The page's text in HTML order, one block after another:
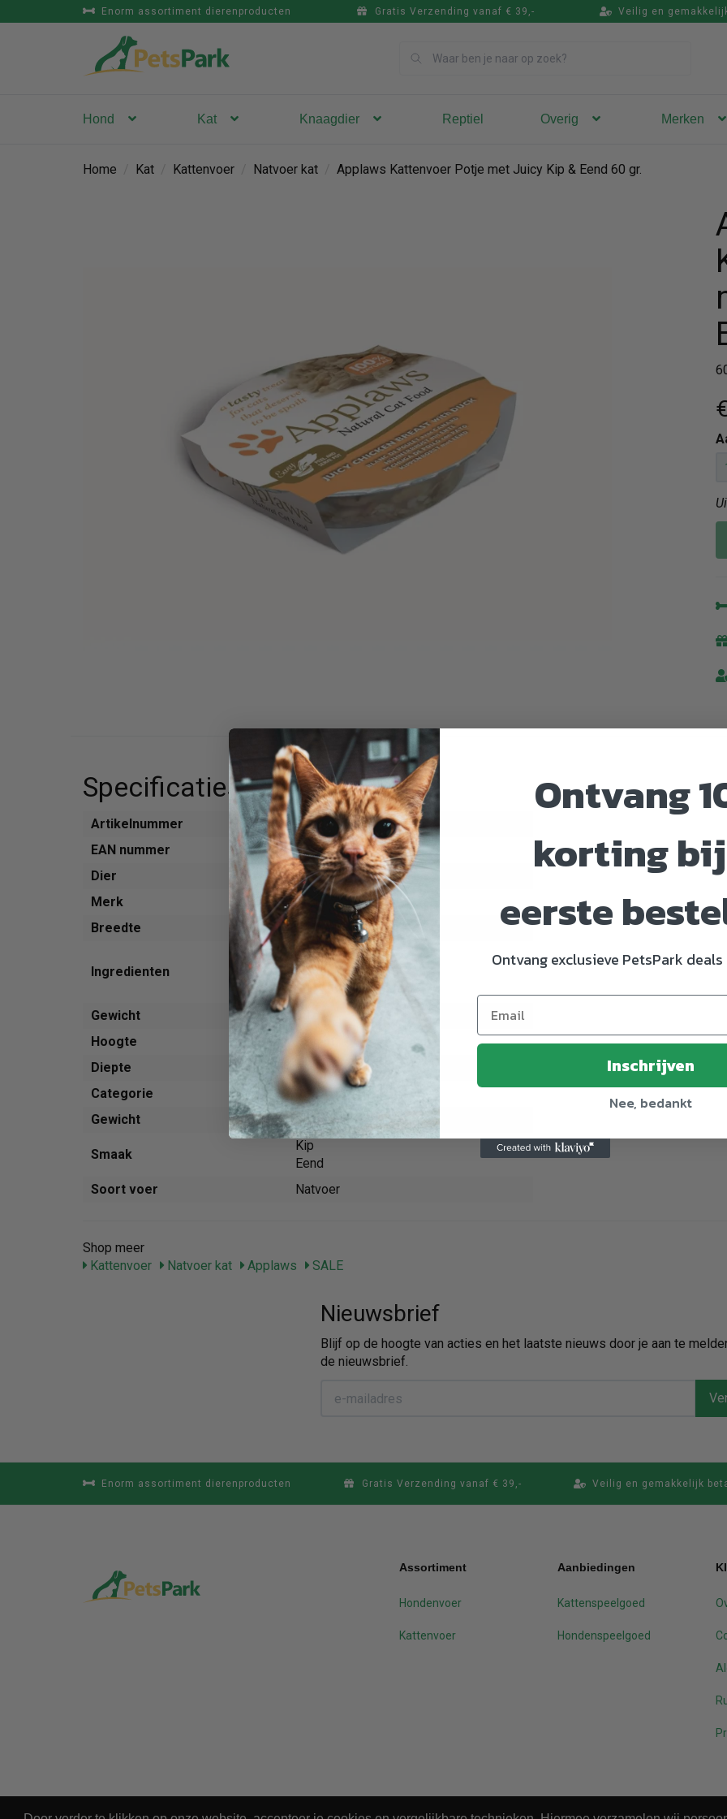
Enorm assortiment dierenproducten Gratis Verzending vanaf € 39,- Veilig en
Hond Kat Knaagdier Reptiel Overig Merken
Home Kat Kattenvoer Natvoer kat Applaws Kattenvoer Potje met Juicy Kip & Eend 60 gr.
Specificaties
Artikelnummer
413230
EAN nummer
5060122495998
Dier
Kat
Merk
Applaws
Breedte
99 mm
Ingredienten
Kippenborst 55%
kippen bouillon 35%
Eend 5% en Rijst 5%
Gewicht
60 g
Hoogte
22 mm
Diepte
94 mm
Categorie
Voer
Gewicht
0.06 kg
Smaak
Kip
Eend
Soort voer
Natvoer
Shop meer
Kattenvoer
Natvoer kat Applaws SALE
Nieuwsbrief
Blijf op de hoogte van acties en het laatste nieuws door je aan te
de nieuwsbrief.
Enorm assortiment dierenproducten Gratis Verzending vanaf € 39,- Veilig en gemakkelijk
Assortiment
Hondenvoer
Kattenvoer
Aanbiedingen
Kattenspeelgoed
Hondenspeelgoed
Ontvang
korting
eerste
Ontvang exclusieve PetsPark
Inschrijven
Nee, bedankt